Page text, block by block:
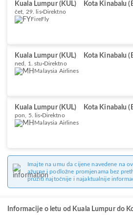
Kuala Lumpur (KUL) Kota Kinabalu
čet, 29. lis Direktno
FireFly
Kuala Lumpur (KUL) Kota Kinabalu
ned, 1. stu Direktno
Malaysia Airlines
Kuala Lumpur (KUL) Kota Kinabalu
pon, 5. lis Direktno
Malaysia Airlines
Imajte na umu da cijene navedene na
ažurne i podložne promjenama bez
pružiti najtočnije i najaktualnije
Informacije o letu od Kuala Lumpur do